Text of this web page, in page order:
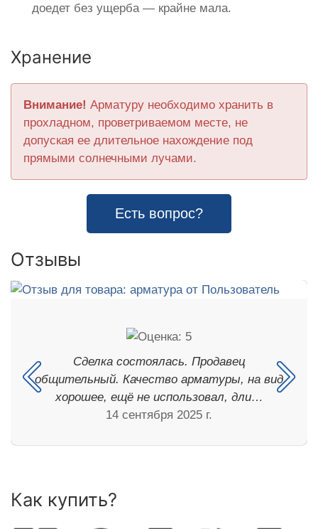
доедет без ущерба — крайне мала.
Хранение
Внимание! Арматуру необходимо хранить в
прохладном, проветриваемом месте, не
допуская ее длительное нахождение под
прямыми солнечными лучами.
Есть вопрос?
Отзывы
Сделка состоялась. Продавец
общительный. Качество арматуры, на вид
хорошее, ещё не использовал, дли…
14 сентября 2025 г.
Как купить?